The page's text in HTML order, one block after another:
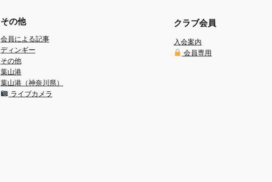
その他
会員による記事
ディンギー
その他
葉山港
葉山港（神奈川県）
ライブカメラ
クラブ会員
入会案内
会員専用